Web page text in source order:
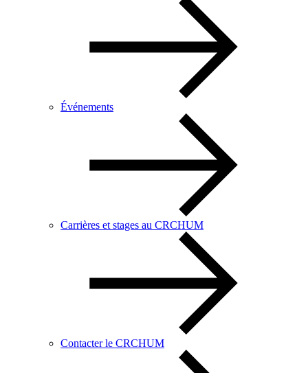
Événements
Carrières et stages au CRCHUM
Contacter le CRCHUM